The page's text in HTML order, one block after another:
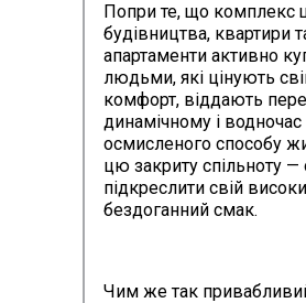
Попри те, що комплекс
будівництва, квартири
апартаменти активно
людьми, які цінують
комфорт, віддають
динамічному і водночас
осмисленого способу
цю закриту спільноту —
підкреслити свій
бездоганний смак.
Чим же так